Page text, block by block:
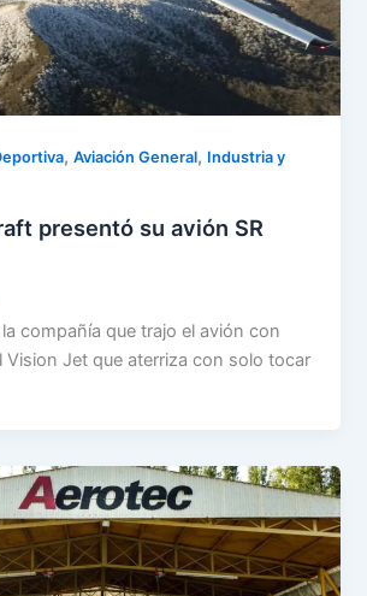
,Aviación General, Industria y
presentó su avión SR
compañía que trajo el avión con
Vision Jet que aterriza con solo tocar